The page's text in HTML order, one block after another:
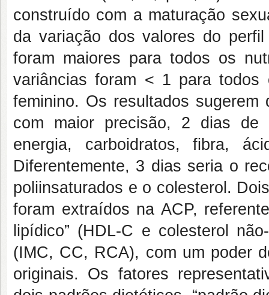
construído com a maturação
da variação dos valores do
foram maiores para todos os
variâncias foram < 1 para todos
feminino. Os resultados
com maior precisão, 2 dias de
energia, carboidratos, fibra,
Diferentemente, 3 dias seria o
poliinsaturados e o colesterol.
foram extraídos na ACP,
lipídico” (HDL-C e colesterol
(IMC, CC, RCA), com um poder
originais. Os fatores